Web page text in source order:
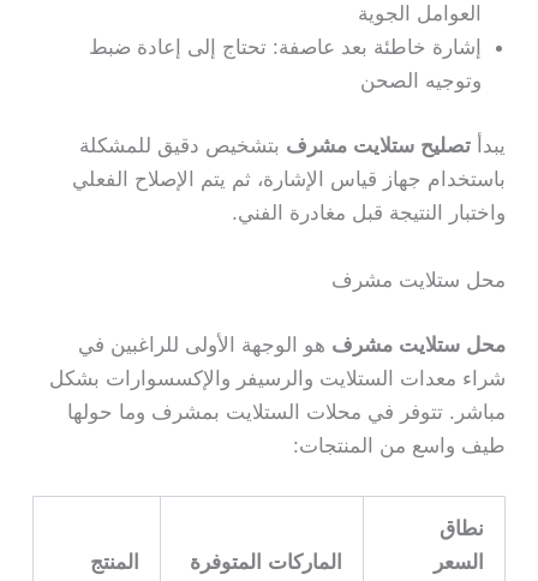
العوامل الجوية
إشارة خاطئة بعد عاصفة: تحتاج إلى إعادة ضبط
وتوجيه الصحن
يبدأ تصليح ستلايت مشرف بتشخيص دقيق للمشكلة
باستخدام جهاز قياس الإشارة، ثم يتم الإصلاح الفعلي
واختبار النتيجة قبل مغادرة الفني.
محل ستلايت مشرف
محل ستلايت مشرف هو الوجهة الأولى للراغبين في
شراء معدات الستلايت والرسيفر والإكسسوارات بشكل
مباشر. تتوفر في محلات الستلايت بمشرف وما حولها
طيف واسع من المنتجات:
نطاق
السعر
الماركات المتوفرة المنتج